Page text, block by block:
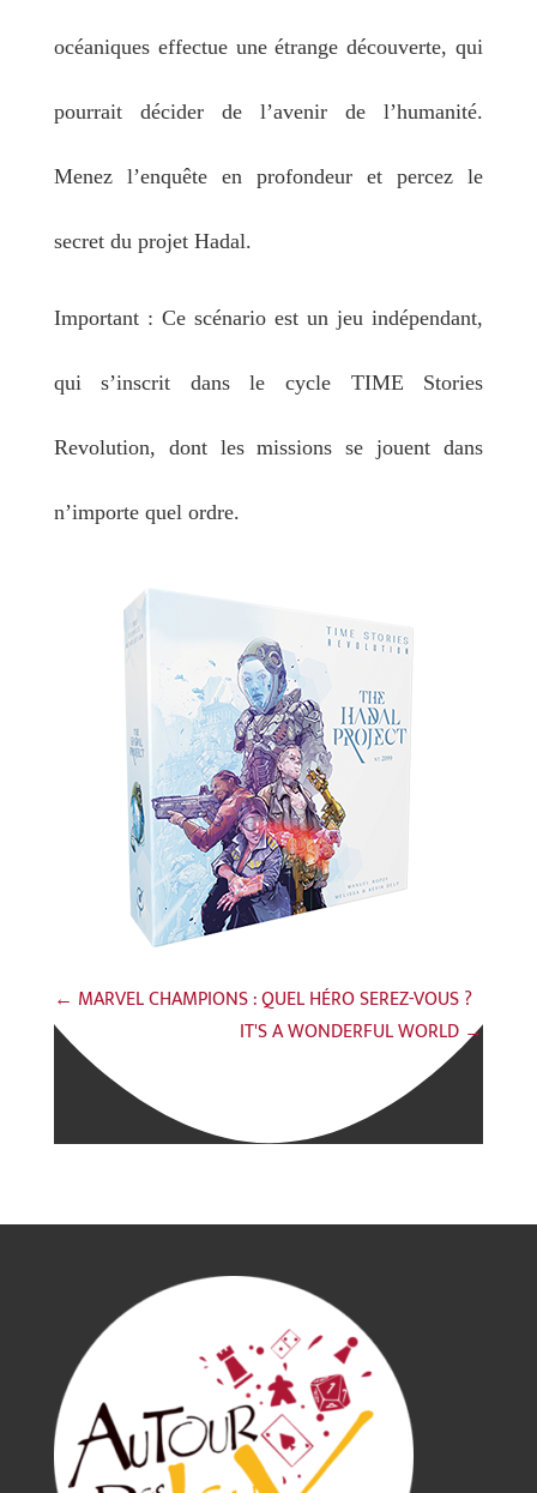
océaniques effectue une étrange découverte, qui
pourrait décider de l’avenir de l’humanité.
Menez l’enquête en profondeur et percez le
secret du projet Hadal.
Important : Ce scénario est un jeu indépendant,
qui s’inscrit dans le cycle TIME Stories
Revolution, dont les missions se jouent dans
n’importe quel ordre.
← MARVEL CHAMPIONS : QUEL HÉRO SEREZ-VOUS ?
IT'S A WONDERFUL WORLD →